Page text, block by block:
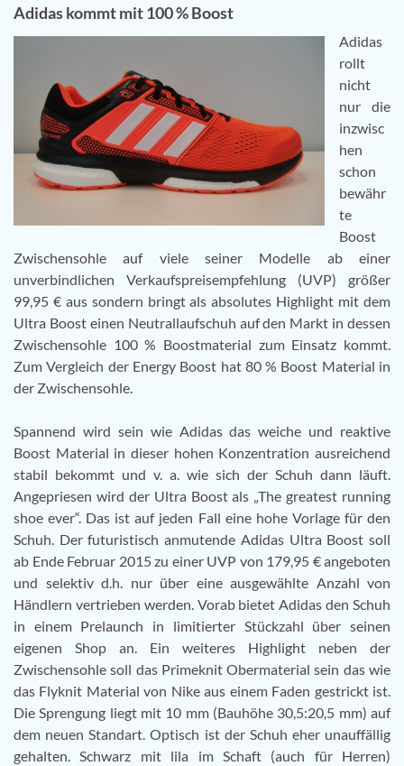
Adidas kommt mit 100 % Boost
Adidas
rollt
nicht
nur die
inzwisc
hen
schon
bewähr
te
Boost
Zwischensohle auf viele seiner Modelle ab einer
unverbindlichen Verkaufspreisempfehlung (UVP) größer
99,95 € aus sondern bringt als absolutes Highlight mit dem
Ultra Boost einen Neutrallaufschuh auf den Markt in dessen
Zwischensohle 100 % Boostmaterial zum Einsatz kommt.
Zum Vergleich der Energy Boost hat 80 % Boost Material in
der Zwischensohle.
Spannend wird sein wie Adidas das weiche und reaktive
Boost Material in dieser hohen Konzentration ausreichend
stabil bekommt und v. a. wie sich der Schuh dann läuft.
Angepriesen wird der Ultra Boost als „The greatest running
shoe ever“. Das ist auf jeden Fall eine hohe Vorlage für den
Schuh. Der futuristisch anmutende Adidas Ultra Boost soll
ab Ende Februar 2015 zu einer UVP von 179,95 € angeboten
und selektiv d.h. nur über eine ausgewählte Anzahl von
Händlern vertrieben werden. Vorab bietet Adidas den Schuh
in einem Prelaunch in limitierter Stückzahl über seinen
eigenen Shop an. Ein weiteres Highlight neben der
Zwischensohle soll das Primeknit Obermaterial sein das wie
das Flyknit Material von Nike aus einem Faden gestrickt ist.
Die Sprengung liegt mit 10 mm (Bauhöhe 30,5:20,5 mm) auf
dem neuen Standart. Optisch ist der Schuh eher unauffällig
gehalten. Schwarz mit lila im Schaft (auch für Herren)